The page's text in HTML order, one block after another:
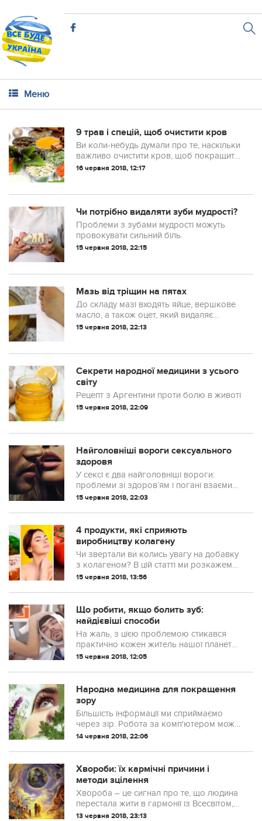
Меню
9 трав і спецій, щоб очистити кров
Ви коли-небудь думали про те, наскільки
важливо очистити кров, щоб покращити
стан свого здоров’я?
16 червня 2018, 12:17
Чи потрібно видаляти зуби мудрості?
Проблеми з зубами мудрості можуть
провокувати сильний біль.
15 червня 2018, 22:15
Мазь від тріщин на пятах
До складу мазі входять яйце, вершкове
масло, а також оцет, який видаляє
омертвілі клітини шкіри і володіє
15 червня 2018, 22:13
Секрети народної медицини з усього
світу
Рецепт з Аргентини проти болю в животі
15 червня 2018, 22:09
Найголовніші вороги сексуального
здоровя
У сексі є два найголовніші вороги:
проблеми зі здоров’ям і погані взаємини
з партнером.
15 червня 2018, 22:03
4 продукти, які сприяють
виробництву колагену
Чи звертали ви колись увагу на добавку
з колагеном? В цій статті ми розкажемо
кілька фактів про продукти, які
15 червня 2018, 13:56
Що робити, якщо болить зуб:
найдієвіші способи
На жаль, з цією проблемою стикався
практично кожен житель нашої планети
на тому чи іншому відрізку життя.
ефективних натуральних засобів
боротьби із зубним болем.
15 червня 2018, 12:05
Народна медицина для покращення
зору
Більшість інформації ми сприймаємо
через зір. Робота за комп'ютером може
негативно вплинути на здоров'я наших
14 червня 2018, 22:06
Хвороби: їх кармічні причини і
методи зцілення
Хвороба – це сигнал про те, що людина
перестала жити в гармонії із Всесвітом,
порушуючи його закони
13 червня 2018, 23:13